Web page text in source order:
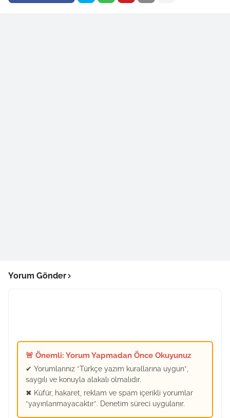
Yorum Gönder
🚨 Önemli: Yorum Yapmadan Önce Okuyunuz
✔ Yorumlarınız *Türkçe yazım kurallarına uygun*,
saygılı ve konuyla alakalı olmalıdır.
✖ Küfür, hakaret, reklam ve spam içerikli yorumlar
*yayınlanmayacaktır*. Denetim süreci uygulanır.